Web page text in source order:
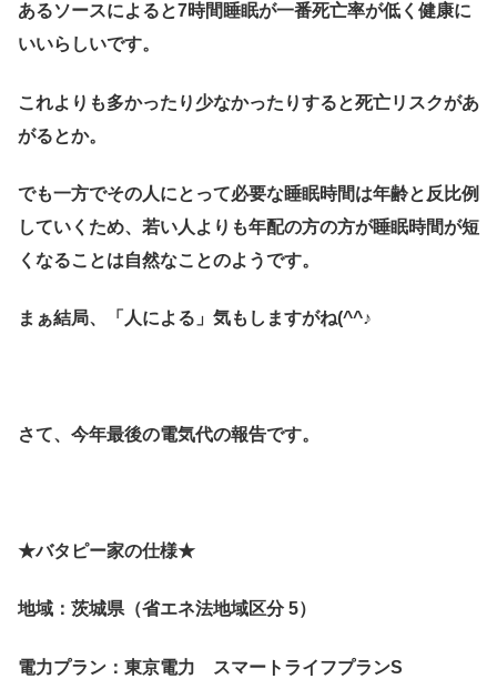
あるソースによると7時間睡眠が一番死亡率が低く健康に
いいらしいです。
これよりも多かったり少なかったりすると死亡リスクがあ
がるとか。
でも一方でその人にとって必要な睡眠時間は年齢と反比例
していくため、若い人よりも年配の方の方が睡眠時間が短
くなることは自然なことのようです。
まぁ結局、「人による」気もしますがね(^^♪
さて、今年最後の電気代の報告です。
★バタピー家の仕様★
地域：茨城県（省エネ法地域区分 5）
電力プラン：東京電力 スマートライフプランS